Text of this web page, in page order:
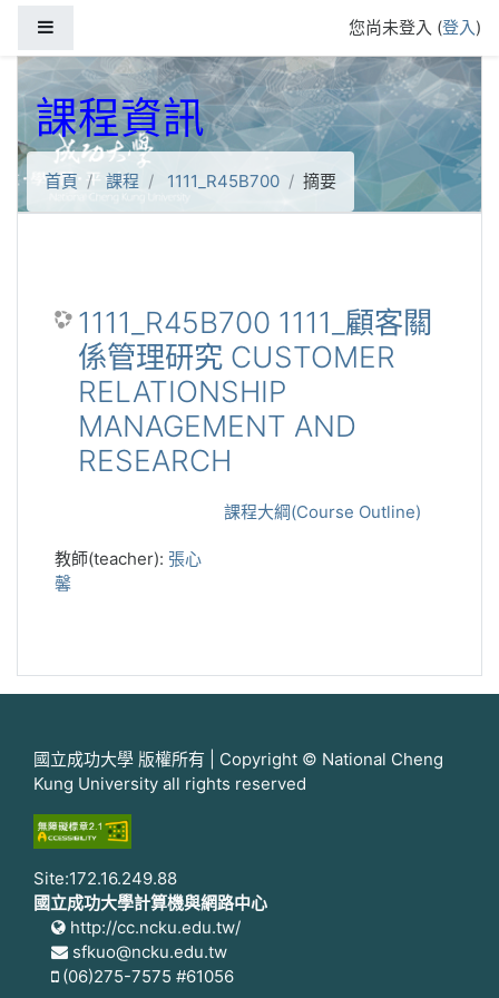
您尚未登入 (登入)
課程資訊
首頁 課程 1111_R45B700 摘要
1111_R45B700 1111_顧客關
係管理研究 CUSTOMER
RELATIONSHIP
MANAGEMENT AND
RESEARCH
課程大綱(Course Outline)
教師(teacher): 張心
馨
國立成功大學 版權所有 | Copyright © National Cheng
Kung University all rights reserved
Site:172.16.249.88
國立成功大學計算機與網路中心
http://cc.ncku.edu.tw/
sfkuo@ncku.edu.tw
(06)275-7575 #61056